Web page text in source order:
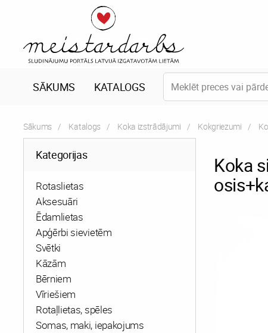
SĀKUMS KATALOGS
Sākums Katalogs Koka izstrādājumi Kokgriezumi
Kategorijas
Rotaslietas
Aksesuāri
Ēdamlietas
Apģērbi sievietēm
Svētki
Kāzām
Bērniem
Vīriešiem
Rotaļlietas, spēles
Somas, maki, iepakojums
Koka